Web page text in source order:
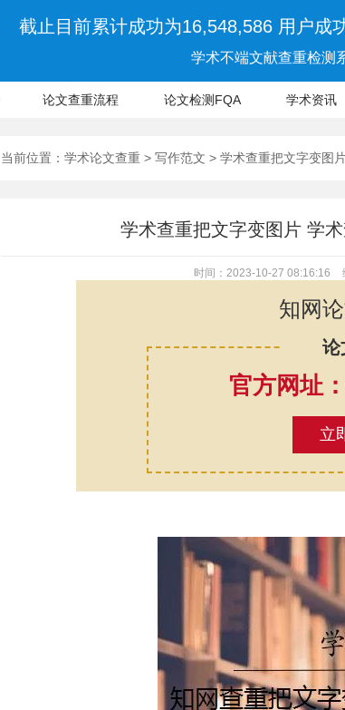
截止目前累计成功为16,548,586 用户成
学术不端文献查重检测
论文查重流程 论文检测FQA 学术资讯
当前位置： 学术论文查重 > 写作范文 > 学术查重把文字变图
学术查重把文字变图片 学
时间：2023-10-27 08:16:16
知网
论
官方网址
立